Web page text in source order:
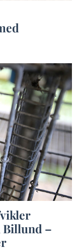
Billund –